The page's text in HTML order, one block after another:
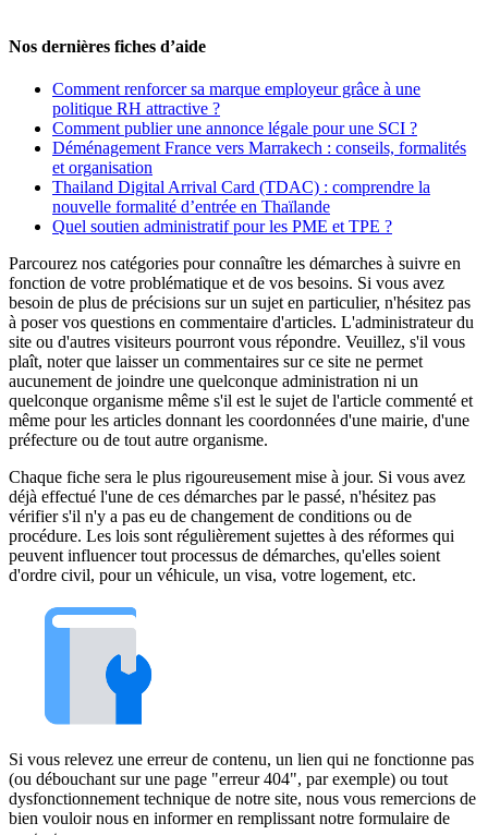
Nos dernières fiches d’aide
Comment renforcer sa marque employeur grâce à une
politique RH attractive ?
Comment publier une annonce légale pour une SCI ?
Déménagement France vers Marrakech : conseils, formalités
et organisation
Thailand Digital Arrival Card (TDAC) : comprendre la
nouvelle formalité d’entrée en Thaïlande
Quel soutien administratif pour les PME et TPE ?
Parcourez nos catégories pour connaître les démarches à suivre en
fonction de votre problématique et de vos besoins. Si vous avez
besoin de plus de précisions sur un sujet en particulier, n'hésitez pas
à poser vos questions en commentaire d'articles. L'administrateur du
site ou d'autres visiteurs pourront vous répondre. Veuillez, s'il vous
plaît, noter que laisser un commentaires sur ce site ne permet
aucunement de joindre une quelconque administration ni un
quelconque organisme même s'il est le sujet de l'article commenté et
même pour les articles donnant les coordonnées d'une mairie, d'une
préfecture ou de tout autre organisme.
Chaque fiche sera le plus rigoureusement mise à jour. Si vous avez
déjà effectué l'une de ces démarches par le passé, n'hésitez pas
vérifier s'il n'y a pas eu de changement de conditions ou de
procédure. Les lois sont régulièrement sujettes à des réformes qui
peuvent influencer tout processus de démarches, qu'elles soient
d'ordre civil, pour un véhicule, un visa, votre logement, etc.
Si vous relevez une erreur de contenu, un lien qui ne fonctionne pas
(ou débouchant sur une page "erreur 404", par exemple) ou tout
dysfonctionnement technique de notre site, nous vous remercions de
bien vouloir nous en informer en remplissant notre formulaire de